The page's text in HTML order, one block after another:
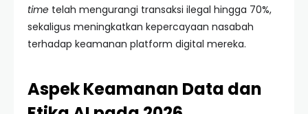
time telah mengurangi transaksi ilegal hingga 70%,
sekaligus meningkatkan kepercayaan nasabah
terhadap keamanan platform digital mereka.
Aspek Keamanan Data dan